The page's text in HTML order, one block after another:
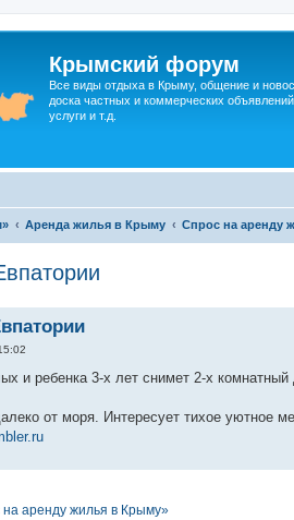
Крымский форум
Все виды отдыха в Крыму, общение и
доска частных и коммерческих
услуги и т.д.
Аренда жилья в Крыму Спрос на аренду
и ребенка 3-х лет снимет 2-х
от моря. Интересует тихое уютное
на аренду жилья в Крыму»